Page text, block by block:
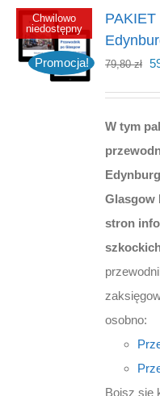
Chwilowo
niedostępny
Promocja! 79,80zł
W tym
Glasgow
stron
osobno:
Boisz się